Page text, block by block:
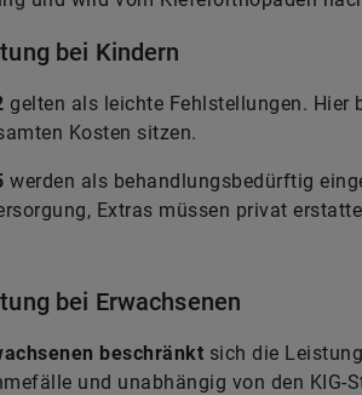
bei Kindern
gelten als leichte Fehlstellungen.
Kosten sitzen.
werden als behandlungsbedürftig
Extras müssen privat
bei Erwachsenen
beschränkt sich die
und unabhängig von den KIG-